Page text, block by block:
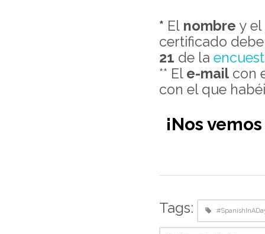
* El nombre y
certificado
21 de la
** El e-mail con
con el que
¡Nos
Tags: